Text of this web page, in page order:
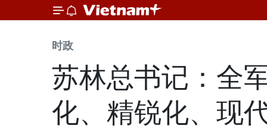
时政
苏林总书记：全
化、精锐化、现